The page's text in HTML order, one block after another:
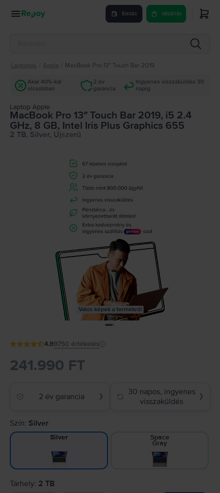
Eladás Vásárlás
Laptopok Apple MacBook Pro 13″ Touch Bar 2019
Akár 40%-kal
olcsóbban
2 év
garancia
Ingyenes visszaküldés 30
napig
Laptop Apple
MacBook Pro 13″ Touch Bar 2019, i5 2.4
GHz, 8 GB, Intel Iris Plus Graphics 655
2 TB, Silver, Újszerű
Valós képek a termékről
4.89750 értékelés
241.990 FT
2 év garancia ❯
30 napos, ingyenes
visszaküldés
❯
Szín: Silver
Silver Space
Gray
Tárhely: 2 TB